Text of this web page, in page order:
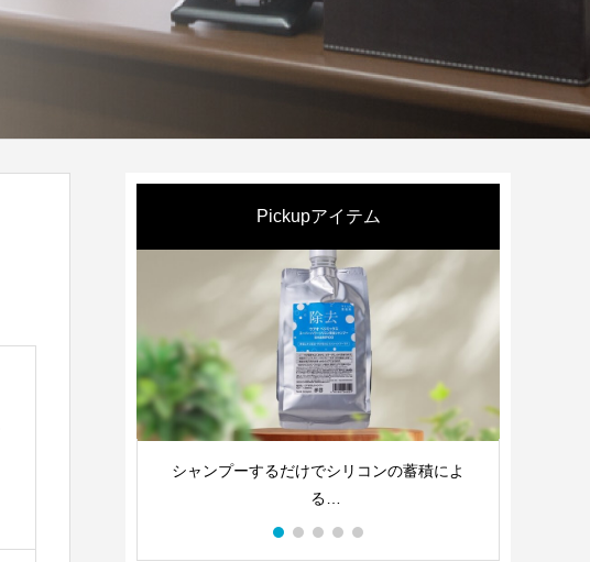
Pickupアイテム
シンプル工程で、極上ケアメニュー